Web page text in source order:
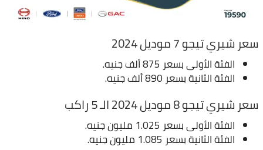
سعر شيري تيجو 7 موديل 2024
الفئة الأولى بسعر 875 ألف جنيه.
الفئة الثانية بسعر 890 ألف جنيه.
سعر شيري تيجو 8 موديل 2024 الـ 5 راكب
الفئة الأولى بسعر 1.025 مليون جنيه.
الفئة الثانية بسعر 1.085 مليون جنيه.